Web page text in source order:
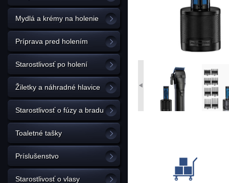
Mydlá a krémy na holenie
Príprava pred holením
Starostlivosť po holení
Žiletky a náhradné hlavice
Starostlivosť o fúzy a bradu
Toaletné tašky
Príslušenstvo
Starostlivosť o vlasy